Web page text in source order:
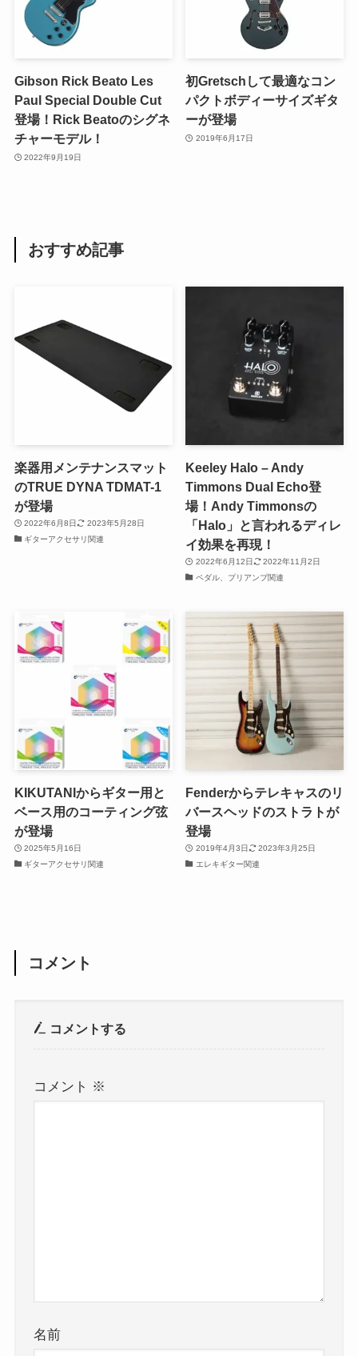
Gibson Rick Beato Les
Paul Special Double Cut
登場！Rick Beatoのシグネ
チャーモデル！
2022年9月19日
初Gretschして最適なコン
パクトボディーサイズギタ
ーが登場
2019年6月17日
おすすめ記事
楽器用メンテナンスマット
のTRUE DYNA TDMAT-1
が登場
2022年6月8日
2023年5月28日
ギターアクセサリ関連
Keeley Halo – Andy
Timmons Dual Echo登
場！Andy Timmonsの
「Halo」と言われるディレ
イ効果を再現！
2022年6月12日
2022年11月2日
ペダル、プリアンプ関連
KIKUTANIからギター用と
ベース用のコーティング弦
が登場
2025年5月16日
ギターアクセサリ関連
Fenderからテレキャスのリ
バースヘッドのストラトが
登場
2019年4月3日
2023年3月25日
エレキギター関連
コメント
コメントする
コメント ※
名前